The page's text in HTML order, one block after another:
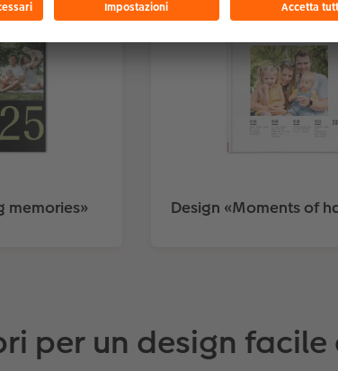
memories» Design «Moments of
per un design facile